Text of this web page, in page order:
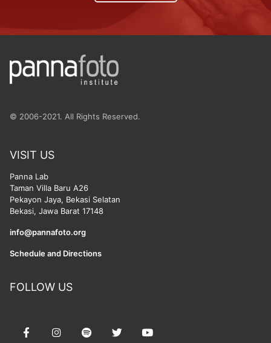
© 2006-2021. All Rights Reserved.
VISIT US
Panna Lab
Taman Villa Baru A26
Pekayon Jaya, Bekasi Selatan
Bekasi, Jawa Barat 17148
info@pannafoto.org
Schedule and Directions
FOLLOW US